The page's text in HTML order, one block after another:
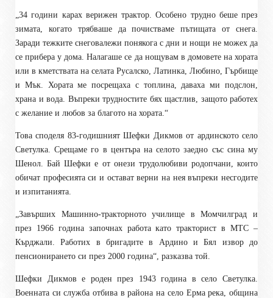
„34 години карах верижен трактор. Особено трудно беше през
зимата, когато трябваше да почистваме пътищата от снега.
Заради тежките снеговалежи понякога с дни и нощи не можех да
се прибера у дома. Налагаше се да нощувам в домовете на хората
или в кметствата на селата Русалско, Латинка, Любино, Гърбище
и Мък. Хората ме посрещаха с топлина, даваха ми подслон,
храна и вода. Въпреки трудностите бях щастлив, защото работех
с желание и любов за благото на хората.“
Това споделя 83-годишният Шефки Дикмов от ардинското село
Светулка. Срещаме го в центъра на селото заедно със сина му
Шенол. Бай Шефки е от онези трудолюбиви родопчани, които
обичат професията си и остават верни на нея въпреки несгодите
и изпитанията.
„Завърших Машинно-тракторното училище в Момчилград и
през 1966 година започнах работа като тракторист в МТС –
Кърджали. Работих в бригадите в Ардино и Бял извор до
пенсионирането си през 2000 година“, разказва той.
Шефки Дикмов е роден през 1943 година в село Светулка.
Военната си служба отбива в района на село Ерма река, община